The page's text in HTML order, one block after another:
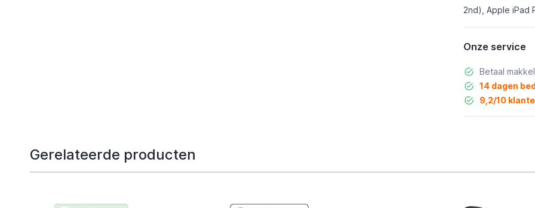
2nd), Apple iPad
Onze service
Betaal
14 dagen
9,2/10
Gerelateerde producten